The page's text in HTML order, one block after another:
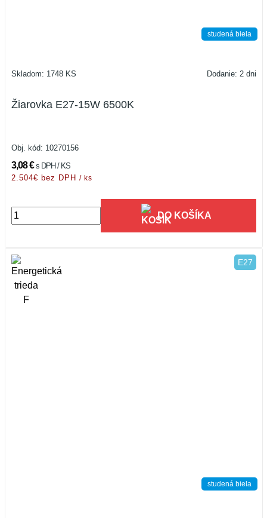
studená biela
Skladom: 1748 KS Dodanie: 2 dni
Žiarovka E27-15W 6500K
Obj. kód: 10270156
3,08 €s DPH / KS
2.504€ bez DPH / ks
DO KOŠÍKA
E27
studená biela